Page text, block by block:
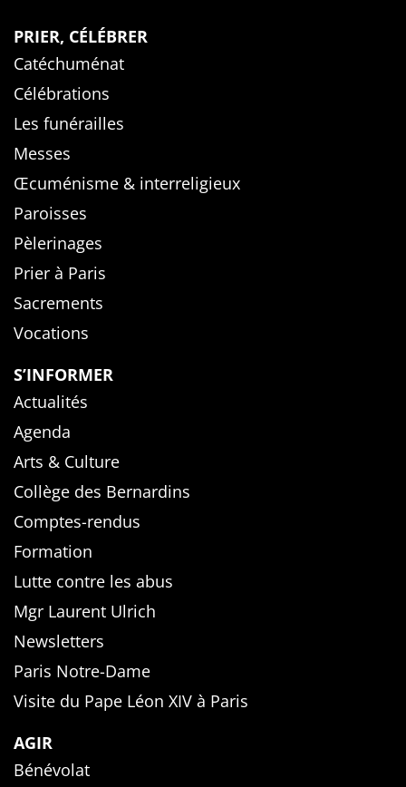
PRIER, CÉLÉBRER
Catéchuménat
Célébrations
Les funérailles
Messes
Œcuménisme & interreligieux
Paroisses
Pèlerinages
Prier à Paris
Sacrements
Vocations
S’INFORMER
Actualités
Agenda
Arts & Culture
Collège des Bernardins
Comptes-rendus
Formation
Lutte contre les abus
Mgr Laurent Ulrich
Newsletters
Paris Notre-Dame
Visite du Pape Léon XIV à Paris
AGIR
Bénévolat